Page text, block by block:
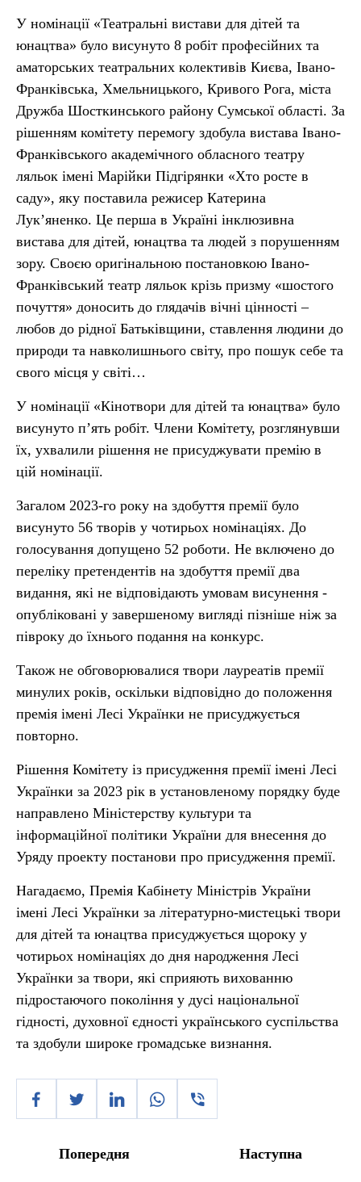
У номінації «Театральні вистави для дітей та
юнацтва» було висунуто 8 робіт професійних та
аматорських театральних колективів Києва, Івано-
Франківська, Хмельницького, Кривого Рога, міста
Дружба Шосткинського району Сумської області. За
рішенням комітету перемогу здобула вистава Івано-
Франківського академічного обласного театру
ляльок імені Марійки Підгірянки «Хто росте в
саду», яку поставила режисер Катерина
Лук’яненко. Це перша в Україні інклюзивна
вистава для дітей, юнацтва та людей з порушенням
зору. Своєю оригінальною постановкою Івано-
Франківський театр ляльок крізь призму «шостого
почуття» доносить до глядачів вічні цінності –
любов до рідної Батьківщини, ставлення людини до
природи та навколишнього світу, про пошук себе та
свого місця у світі…
У номінації «Кінотвори для дітей та юнацтва» було
висунуто п’ять робіт. Члени Комітету, розглянувши
їх, ухвалили рішення не присуджувати премію в
цій номінації.
Загалом 2023-го року на здобуття премії було
висунуто 56 творів у чотирьох номінаціях. До
голосування допущено 52 роботи. Не включено до
переліку претендентів на здобуття премії два
видання, які не відповідають умовам висунення -
опубліковані у завершеному вигляді пізніше ніж за
півроку до їхнього подання на конкурс.
Також не обговорювалися твори лауреатів премії
минулих років, оскільки відповідно до положення
премія імені Лесі Українки не присуджується
повторно.
Рішення Комітету із присудження премії імені Лесі
Українки за 2023 рік в установленому порядку буде
направлено Міністерству культури та
інформаційної політики України для внесення до
Уряду проекту постанови про присудження премії.
Нагадаємо, Премія Кабінету Міністрів України
імені Лесі Українки за літературно-мистецькі твори
для дітей та юнацтва присуджується щороку у
чотирьох номінаціях до дня народження Лесі
Українки за твори, які сприяють вихованню
підростаючого покоління у дусі національної
гідності, духовної єдності українського суспільства
та здобули широке громадське визнання.
Попередня Наступна